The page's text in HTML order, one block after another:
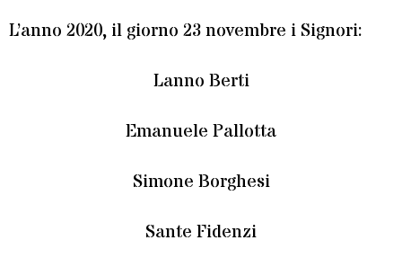
L’anno 2020, il giorno 23 novembre i Signori:
Lanno Berti
Emanuele Pallotta
Simone Borghesi
Sante Fidenzi